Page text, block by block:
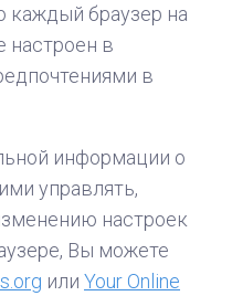
каждый браузер на
настроен в
в
информации о
управлять,
настроек
Вы можете
или Your Online